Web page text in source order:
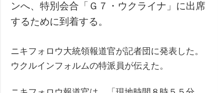
ンへ、特別会合「Ｇ７・ウクライナ」に出席
するために到着する。
ニキフォロウ大統領報道官が記者団に発表した。
ウクルインフォルムの特派員が伝えた。